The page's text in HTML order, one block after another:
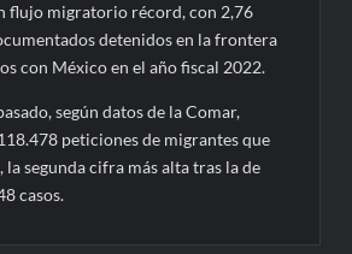
flujo migratorio récord, con 2,76
detenidos en la frontera
con México en el año fiscal 2022.
según datos de la Comar,
peticiones de migrantes que
segunda cifra más alta tras la de
casos.